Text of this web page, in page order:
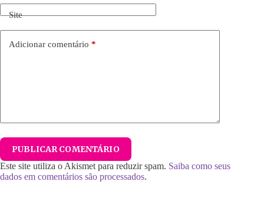
Site
Adicionar comentário *
PUBLICAR COMENTÁRIO
Este site utiliza o Akismet para reduzir spam. Saiba como seus
dados em comentários são processados.